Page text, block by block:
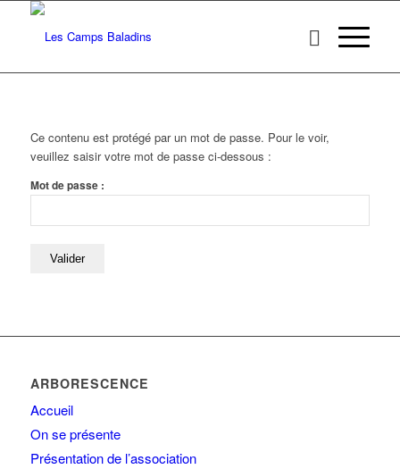
Ce contenu est protégé par un mot de passe. Pour le voir,
veuillez saisir votre mot de passe ci-dessous :
Mot de passe :
ARBORESCENCE
Accueil
On se présente
Présentation de l’association